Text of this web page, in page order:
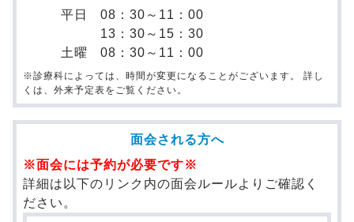
平日
08：30～11：00
13：30～15：30
土曜
08：30～11：00
※診療科によっては、時間が変更になることがございます。 詳し
くは、外来予定表をご覧ください。
面会される方へ
※面会には予約が必要です※
詳細は以下のリンク内の面会ルールよりご確認く
ださい。